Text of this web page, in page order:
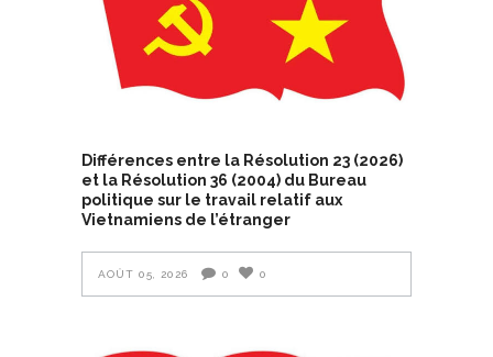
Différences entre la Résolution 23 (2026)
et la Résolution 36 (2004) du Bureau
politique sur le travail relatif aux
Vietnamiens de l’étranger
AOÛT 05, 2026 0 0